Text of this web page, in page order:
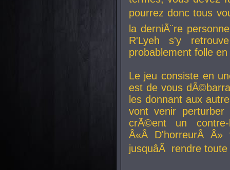
pourrez donc tous
la derniÃ¨re
R'Lyeh s'y
probablement folle
Le jeu consiste en
est de vous
les donnant aux
vont venir perturber
crÃ©ent un
Â«Â D'horreurÂ
jusquâÃ rendre